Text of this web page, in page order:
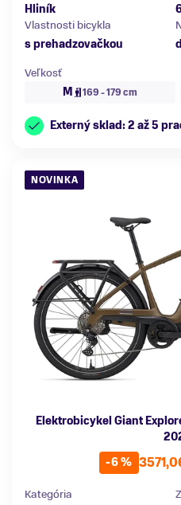
Hliník
Vlastnosti bicykla
s prehadzovačkou
Veľkosť
M
169 - 179 cm
Externý sklad: 2 až 5
NOVINKA
Elektrobicykel Giant
-6 %
Kategória